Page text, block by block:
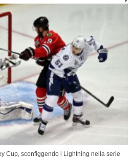
Cup, sconfiggendo i Lightning nella serie